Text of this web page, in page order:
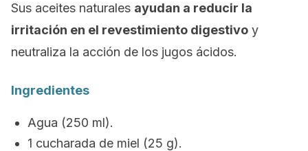
Sus aceites naturales ayudan a reducir la
irritación en el revestimiento digestivo y
neutraliza la acción de los jugos ácidos.
Ingredientes
Agua (250 ml).
1 cucharada de miel (25 g).